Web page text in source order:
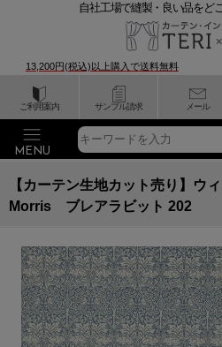
ご利用案内 サンプル請求 メール
自社工場で縫製・良い品をど
13,200円(税込)以上購入で送料無料
【カーテン生地カット売り】ウ
Morris ブレアラビット 202